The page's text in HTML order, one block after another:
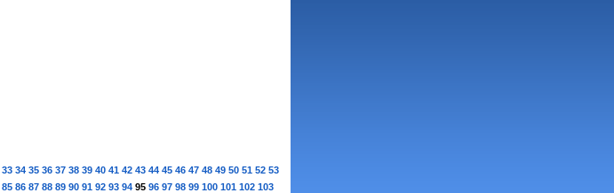
33 34 35 36 37 38 39 40 41 42 43 44 45 46 47 48 49 50 51 52 53
85 86 87 88 89 90 91 92 93 94 95 96 97 98 99 100 101 102 103